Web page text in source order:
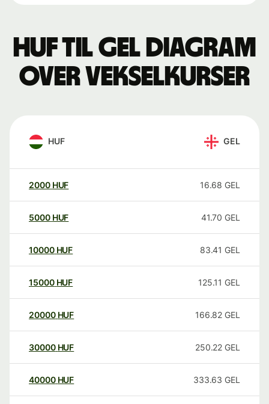
HUF til GEL Diagram
over vekselkurser
HUF GEL
2000 HUF 16.68 GEL
5000 HUF 41.70 GEL
10000 HUF 83.41 GEL
15000 HUF 125.11 GEL
20000 HUF 166.82 GEL
30000 HUF 250.22 GEL
40000 HUF 333.63 GEL